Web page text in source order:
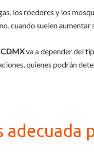
los roedores y los
cuando suelen
CDMXva a depender del
quienes podrán